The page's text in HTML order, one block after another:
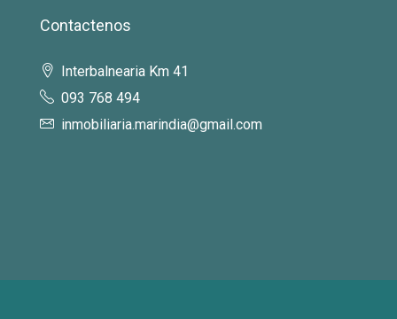
Contactenos
Interbalnearia Km 41
093 768 494
inmobiliaria.marindia@gmail.com